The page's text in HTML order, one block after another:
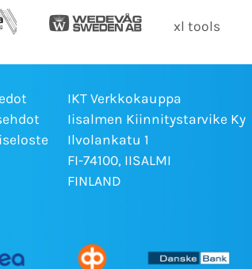
xl tools
IKT Verkkokauppa
Iisalmen Kiinnitystarvike Ky
Ilvolankatu 1
FI-74100, IISALMI
FINLAND